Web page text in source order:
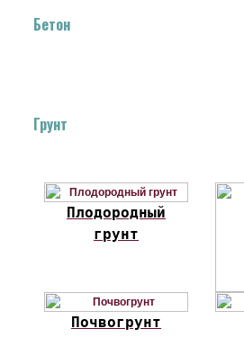
Бетон
Грунт
Плодородный
грунт
Почвогрунт